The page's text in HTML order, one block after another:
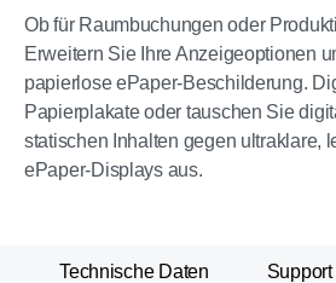
Ob für Raumbuchungen oder
Erweitern Sie Ihre Anzeigeoptionen
papierlose ePaper-Beschilderung.
Papierplakate oder tauschen Sie
statischen Inhalten gegen ultraklare,
ePaper-Displays aus.
Technische Daten Support